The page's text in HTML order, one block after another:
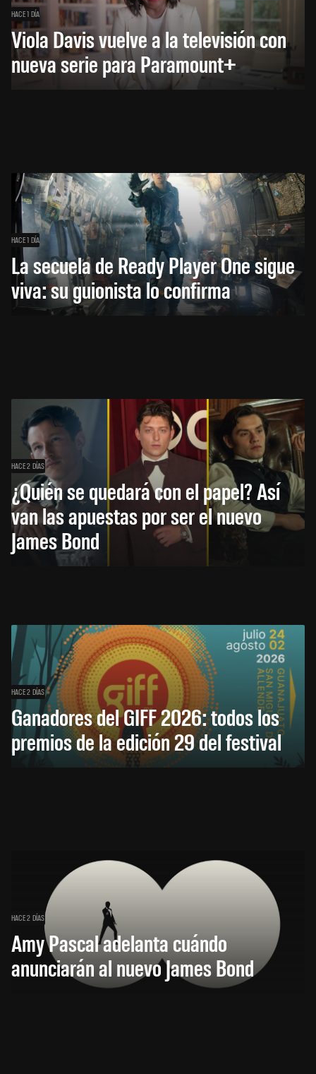
HACE 1 DÍA
Viola Davis vuelve a la televisión con
nueva serie para Paramount+
HACE 1 DÍA
La secuela de Ready Player One sigue
viva: su guionista lo confirma
HACE 2 DÍAS
¿Quién se quedará con el papel? Así
van las apuestas por ser el nuevo
James Bond
HACE 2 DÍAS
Ganadores del GIFF 2026: todos los
premios de la edición 29 del festival
HACE 2 DÍAS
Amy Pascal adelanta cuándo
anunciarán al nuevo James Bond